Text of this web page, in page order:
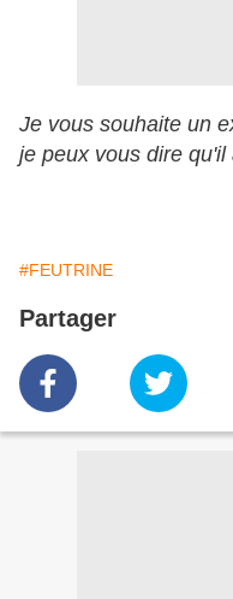
Je vous souhaite un
je peux vous dire
#FEUTRINE
Partager